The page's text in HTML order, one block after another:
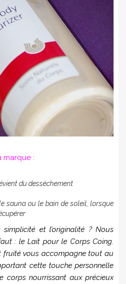
marque :
du dessèchement
sauna ou le bain de soleil, lorsque
et l’originalité ? Nous
: le Lait pour le Corps Coing.
fruité vous accompagne tout au
cette touche personnelle
corps nourrissant aux précieux